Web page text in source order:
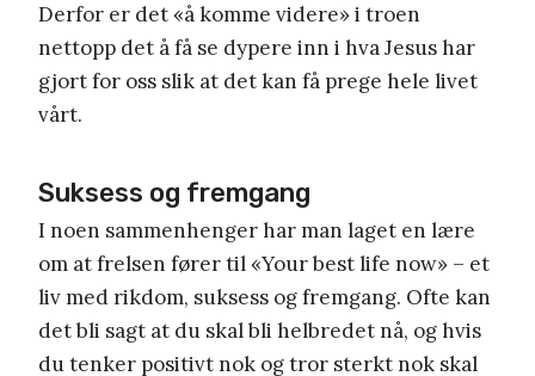
Derfor er det «å komme videre» i troen
nettopp det å få se dypere inn i hva Jesus har
gjort for oss slik at det kan få prege hele livet
vårt.
Suksess og fremgang
I noen sammenhenger har man laget en lære
om at frelsen fører til «Your best life now» – et
liv med rikdom, suksess og fremgang. Ofte kan
det bli sagt at du skal bli helbredet nå, og hvis
du tenker positivt nok og tror sterkt nok skal